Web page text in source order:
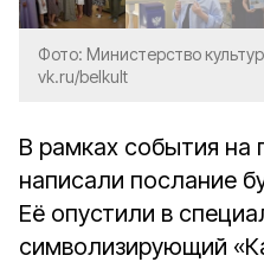
Фото: Министерство
vk.ru/belkult
В рамках события на
написали послание
Её опустили в
символизирующий